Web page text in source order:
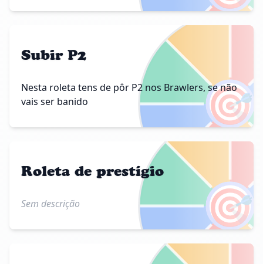
🎯
Subir P2
Nesta roleta tens de pôr P2 nos Brawlers, se não
vais ser banido
🎯
Roleta de prestígio
Sem descrição